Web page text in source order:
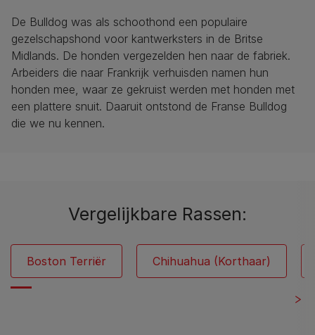
De Bulldog was als schoothond een populaire
gezelschapshond voor kantwerksters in de Britse
Midlands. De honden vergezelden hen naar de fabriek.
Arbeiders die naar Frankrijk verhuisden namen hun
honden mee, waar ze gekruist werden met honden met
een plattere snuit. Daaruit ontstond de Franse Bulldog
die we nu kennen.
Vergelijkbare Rassen:
Boston Terriër Chihuahua (Korthaar)